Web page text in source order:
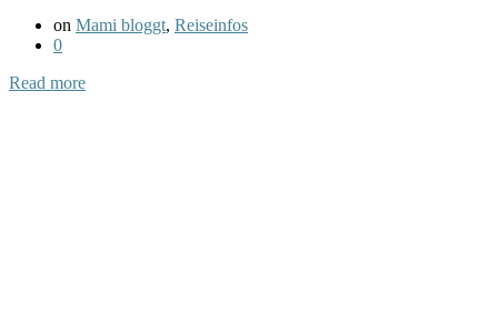
on Mami bloggt, Reiseinfos
0
Read more